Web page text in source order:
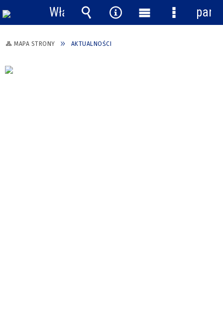
MAPA STRONY AKTUALNOŚCI
Włącz
powiadomienia
Wyszukiwarka
Narzędzia
MenuMenu
panel